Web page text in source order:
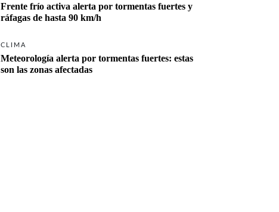
Frente frío activa alerta por tormentas fuertes y
ráfagas de hasta 90 km/h
CLIMA
Meteorología alerta por tormentas fuertes: estas
son las zonas afectadas